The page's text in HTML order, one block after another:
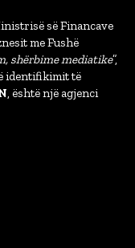
së Financave
me Fushë
shërbime mediatike”,
identifikimit të
, është një agjenci